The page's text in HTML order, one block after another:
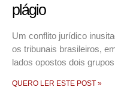
plágio
Um conflito jurídico
os tribunais brasileiros,
lados opostos dois
QUERO LER ESTE POST »